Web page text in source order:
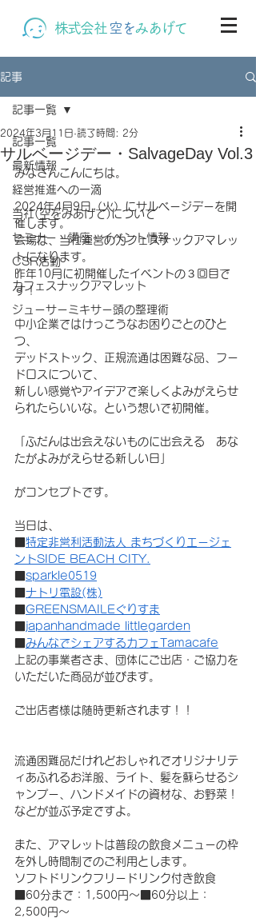
株式会社空をみあげて
記事
記事一覧
最新情報
経営推進への一滴
当社(空をみあげて)について
セミナー・講座・イベント情報
CSR活動
カフェスナックアマレット
ジューサーミキサー頭の整理術
記事一覧
サルベージデー・SalvageDay Vol.3
2024年3月11日 読了時間: 2分
みなさんこんにちは。
2024年4月9日（火）にサルベージデーを開
催します。
会場は、当社運営のカフェスナックアマレッ
トになります。
昨年10月に初開催したイベントの３回目で
す！
中小企業ではけっこうなお困りごとのひと
つ、
デッドストック、正規流通は困難な品、フー
ドロスについて、
新しい感覚やアイデアで楽しくよみがえらせ
られたらいいな。という想いで初開催。
「ふだんは出会えないものに出会える　あな
たがよみがえらせる新しい日」
がコンセプトです。
当日は、
特定非営利活動法人 まちづくりエージェ
ントSIDE BEACH CITY.
sparkle0519
ナトリ電設(株)
GREENSMAILEぐりすま
japanhandmade littlegarden
みんなでシェアするカフェTamacafe
上記の事業者さま、団体にご出店・ご協力を
いただいた商品が並びます。
ご出店者様は随時更新されます！！
流通困難品だけれどおしゃれでオリジナリテ
ィあふれるお洋服、ライト、髪を蘇らせるシ
ャンプー、ハンドメイドの資材な、お野菜！
などが並ぶ予定ですよ。
また、アマレットは普段の飲食メニューの枠
を外し時間制でのご利用とします。
ソフトドリンクフリードリンク付き飲食
■60分まで：1,500円～■60分以上：
2,500円～